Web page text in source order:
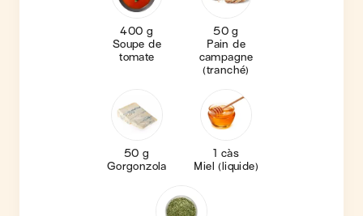
400 g
Soupe de
tomate
50 g
Pain de
campagne
(tranché)
50 g
Gorgonzola
1 càs
Miel (liquide)